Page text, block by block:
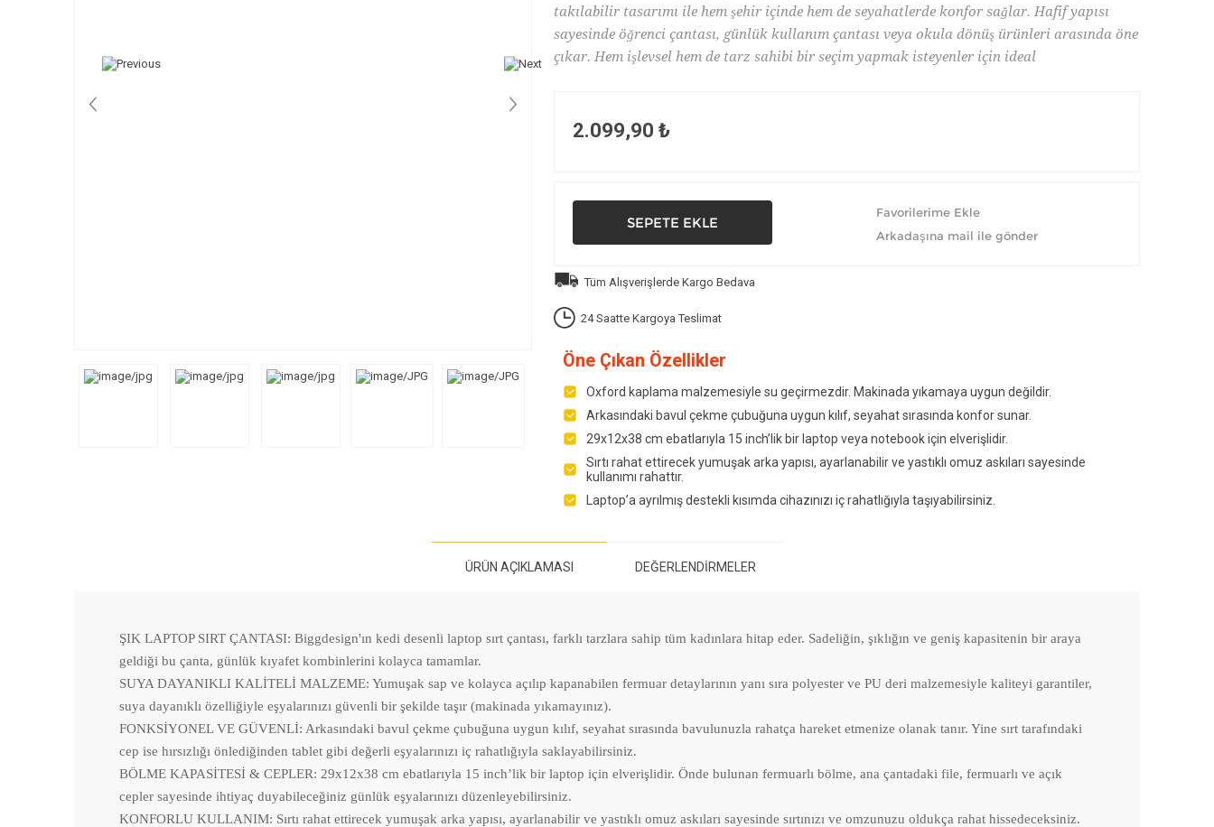
takılabilir tasarımı ile hem şehir içinde hem de seyahatlerde konfor sağlar. Hafif yapısı
sayesinde öğrenci çantası, günlük kullanım çantası veya okula dönüş ürünleri arasında öne
çıkar. Hem işlevsel hem de tarz sahibi bir seçim yapmak isteyenler için ideal
2.099,90 ₺
Tüm Alışverişlerde Kargo Bedava
24 Saatte Kargoya Teslimat
Öne Çıkan Özellikler
Oxford kaplama malzemesiyle su geçirmezdir. Makinada yıkamaya uygun değildir.
Arkasındaki bavul çekme çubuğuna uygun kılıf, seyahat sırasında konfor sunar.
29x12x38 cm ebatlarıyla 15 inch’lik bir laptop veya notebook için elverişlidir.
Sırtı rahat ettirecek yumuşak arka yapısı, ayarlanabilir ve yastıklı omuz askıları sayesinde
kullanımı rahattır.
Laptop’a ayrılmış destekli kısımda cihazınızı iç rahatlığıyla taşıyabilirsiniz.
ÜRÜN AÇIKLAMASI DEĞERLENDIRMELER
ŞIK LAPTOP SIRT ÇANTASI: Biggdesign'ın kedi desenli laptop sırt çantası, farklı tarzlara sahip tüm kadınlara hitap eder. Sadeliğin, şıklığın ve geniş kapasitenin bir araya
geldiği bu çanta, günlük kıyafet kombinlerini kolayca tamamlar.
SUYA DAYANIKLI KALİTELİ MALZEME: Yumuşak sap ve kolayca açılıp kapanabilen fermuar detaylarının yanı sıra polyester ve PU deri malzemesiyle kaliteyi garantiler,
suya dayanıklı özelliğiyle eşyalarınızı güvenli bir şekilde taşır (makinada yıkamayınız).
FONKSİYONEL VE GÜVENLİ: Arkasındaki bavul çekme çubuğuna uygun kılıf, seyahat sırasında bavulunuzla rahatça hareket etmenize olanak tanır. Yine sırt tarafındaki
cep ise hırsızlığı önlediğinden tablet gibi değerli eşyalarınızı iç rahatlığıyla saklayabilirsiniz.
BÖLME KAPASİTESİ & CEPLER: 29x12x38 cm ebatlarıyla 15 inch’lik bir laptop için elverişlidir. Önde bulunan fermuarlı bölme, ana çantadaki file, fermuarlı ve açık
cepler sayesinde ihtiyaç duyabileceğiniz günlük eşyalarınızı düzenleyebilirsiniz.
KONFORLU KULLANIM: Sırtı rahat ettirecek yumuşak arka yapısı, ayarlanabilir ve yastıklı omuz askıları sayesinde sırtınızı ve omzunuzu oldukça rahat hissedeceksiniz.